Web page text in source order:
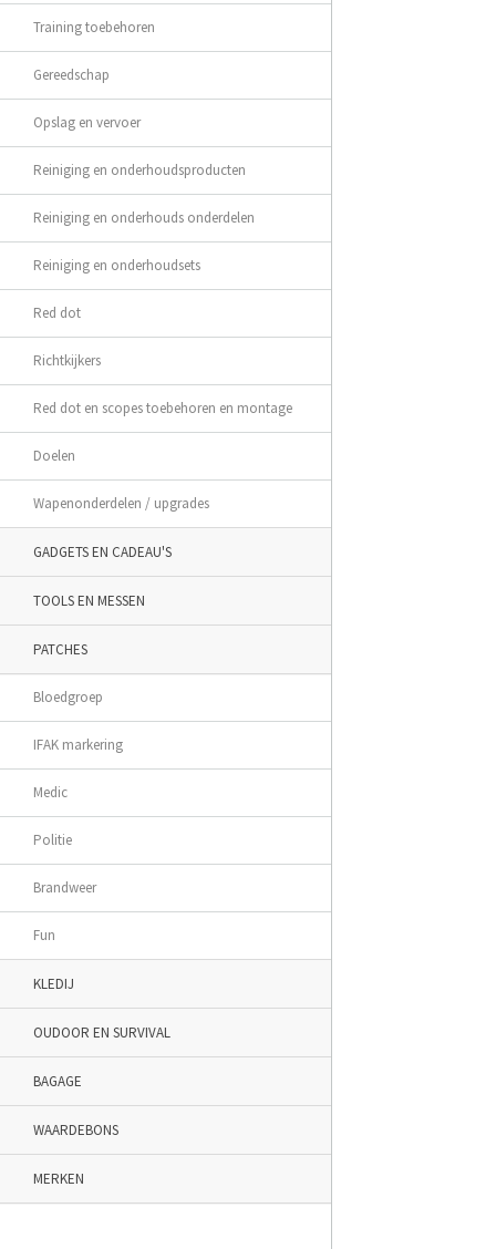
Training toebehoren
Gereedschap
Opslag en vervoer
Reiniging en onderhoudsproducten
Reiniging en onderhouds onderdelen
Reiniging en onderhoudsets
Red dot
Richtkijkers
Red dot en scopes toebehoren en montage
Doelen
Wapenonderdelen / upgrades
GADGETS EN CADEAU'S
TOOLS EN MESSEN
PATCHES
Bloedgroep
IFAK markering
Medic
Politie
Brandweer
Fun
KLEDIJ
OUDOOR EN SURVIVAL
BAGAGE
WAARDEBONS
MERKEN